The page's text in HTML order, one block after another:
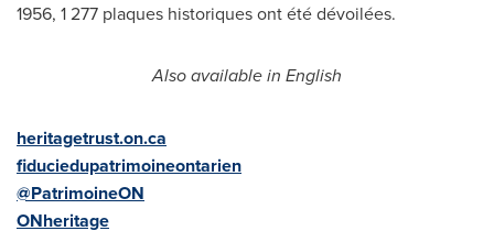
1956, 1 277 plaques historiques ont été dévoilées.
Also available in English
heritagetrust.on.ca
fiduciedupatrimoineontarien
@PatrimoineON
ONheritage